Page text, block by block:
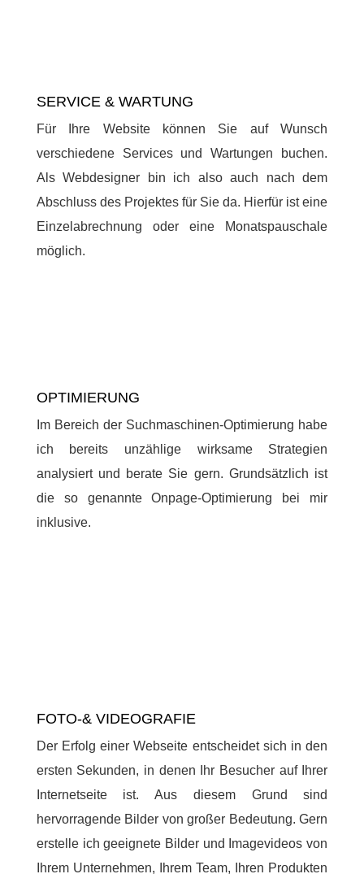
SERVICE & WARTUNG
Für Ihre Website können Sie auf Wunsch
verschiedene Services und Wartungen buchen.
Als Webdesigner bin ich also auch nach dem
Abschluss des Projektes für Sie da. Hierfür ist eine
Einzelabrechnung oder eine Monatspauschale
möglich.
OPTIMIERUNG
Im Bereich der Suchmaschinen-Optimierung habe
ich bereits unzählige wirksame Strategien
analysiert und berate Sie gern. Grundsätzlich ist
die so genannte Onpage-Optimierung bei mir
inklusive.
FOTO-& VIDEOGRAFIE
Der Erfolg einer Webseite entscheidet sich in den
ersten Sekunden, in denen Ihr Besucher auf Ihrer
Internetseite ist. Aus diesem Grund sind
hervorragende Bilder von großer Bedeutung. Gern
erstelle ich geeignete Bilder und Imagevideos von
Ihrem Unternehmen, Ihrem Team, Ihren Produkten